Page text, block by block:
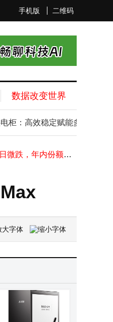
手机版 二维码
数据改变世界
：高效稳定赋能多场景直流供
智元机器人量产破万：跨越量产鸿沟，领跑人形机器人商业化新赛道
智能汽车ETF富国（515250）3月30日微跌，年内份额规模双降，流动性如何？
链路智能化投放？
小米新机工程机曝光：双2亿像素主摄加持，影像能力或迎新突破
从参数到体验：vivo X300 Ultra如何让影像手机蜕变为专业创作工具